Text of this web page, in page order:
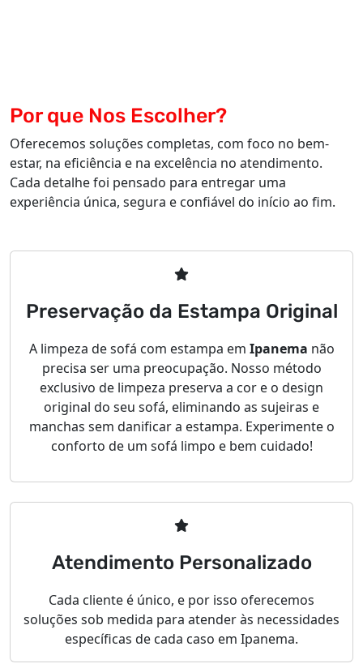
Por que Nos Escolher?
Oferecemos soluções completas, com foco no bem-
estar, na eficiência e na excelência no atendimento.
Cada detalhe foi pensado para entregar uma
experiência única, segura e confiável do início ao fim.
Preservação da Estampa Original
A limpeza de sofá com estampa em Ipanema não
precisa ser uma preocupação. Nosso método
exclusivo de limpeza preserva a cor e o design
original do seu sofá, eliminando as sujeiras e
manchas sem danificar a estampa. Experimente o
conforto de um sofá limpo e bem cuidado!
Atendimento Personalizado
Cada cliente é único, e por isso oferecemos
soluções sob medida para atender às necessidades
específicas de cada caso em Ipanema.